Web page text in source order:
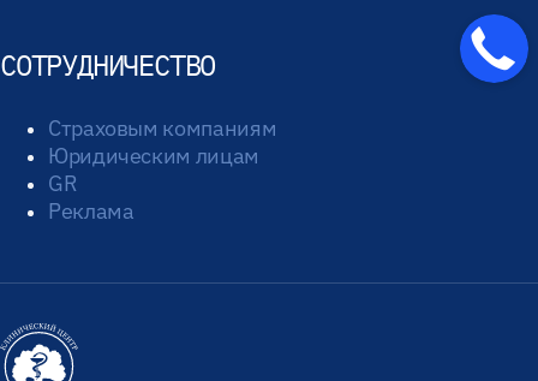
СОТРУДНИЧЕСТВО
Страховым компаниям
Юридическим лицам
GR
Реклама